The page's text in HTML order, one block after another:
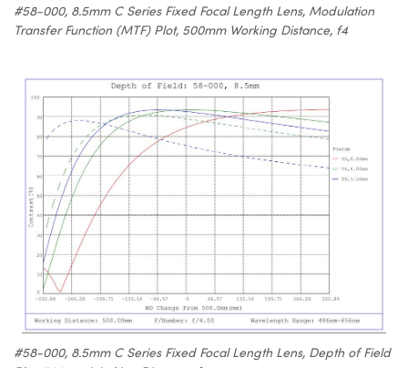
#58-000, 8.5mm C Series Fixed Focal Length Lens, Modulation
Transfer Function (MTF) Plot, 500mm Working Distance, f4
#58-000, 8.5mm C Series Fixed Focal Length Lens, Depth of Field